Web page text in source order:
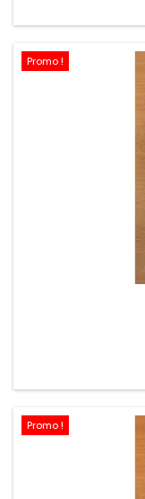
Promo !
Promo !